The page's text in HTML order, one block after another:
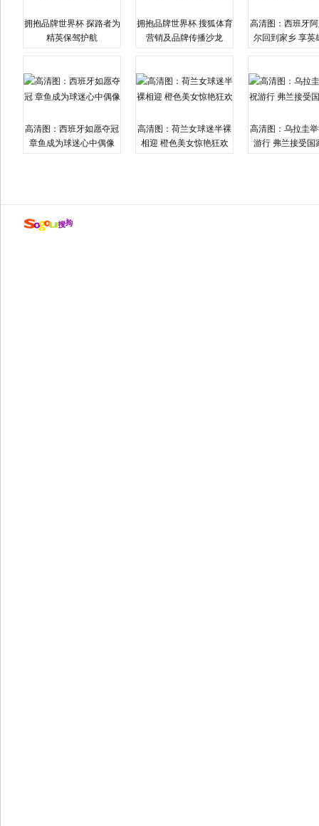
拥抱品牌世界杯 探路者为
精英保驾护航
拥抱品牌世界杯 搜狐体育
营销及品牌传播沙龙
高清图：西班牙
尔回到家乡 享英
高清图：西班牙如愿夺冠
章鱼成为球迷心中偶像
高清图：荷兰女球迷半裸
相迎 橙色美女惊艳狂欢
高清图：乌拉圭
游行 弗兰接受国